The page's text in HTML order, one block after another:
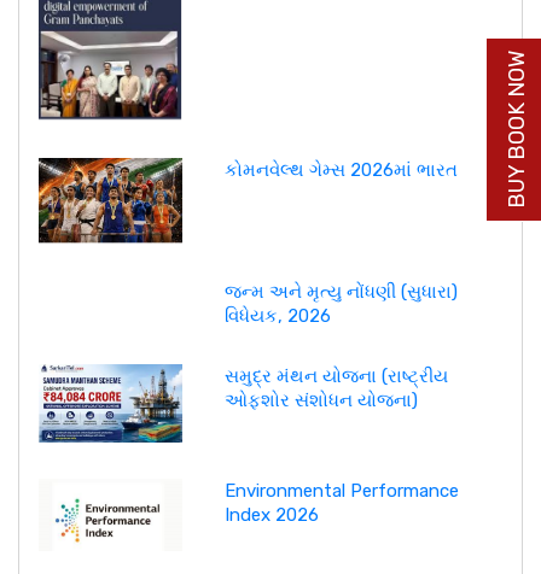
કોમનવેલ્થ ગેમ્સ 2026માં ભારત
જન્મ અને મૃત્યુ નોંધણી (સુધારા)
વિધેયક, 2026
સમુદ્ર મંથન યોજના (રાષ્ટ્રીય
ઓફશોર સંશોધન યોજના)
Environmental Performance
Index 2026
BUY BOOK NOW